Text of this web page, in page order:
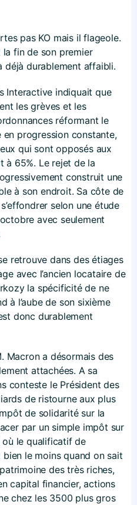
pas KO mais il flageole.
la fin de son premier
déjà durablement affaibli.
Interactive indiquait que
les grèves et les
réformant le
progression constante,
qui sont opposés aux
à 65%. Le rejet de la
construit une
à son endroit. Sa côte de
selon une étude
avec seulement
retrouve dans des étiages
avec l’ancien locataire de
la spécificité de ne
à l’aube de son sixième
donc durablement
Macron a désormais des
attachées. A sa
conteste le Président des
de ristourne aux plus
de solidarité sur la
par un simple impôt sur
le qualificatif de
bien le moins quand on sait
des très riches,
capital financier, actions
chez les 3500 plus gros